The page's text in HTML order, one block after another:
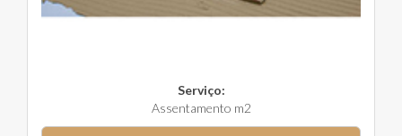
Serviço:
Assentamento m2